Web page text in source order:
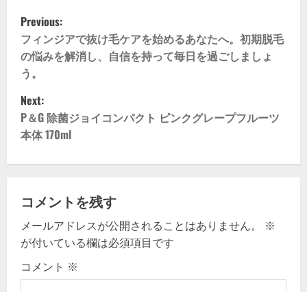
P
o
s
t
n
a
i
g
a
Previous:
フィンジアで抜け毛ケアを始めるあなたへ。初期脱毛
の悩みを解消し、自信を持って毎日を過ごしましょ
う。
Next:
P＆G 除菌ジョイコンパクト ピンクグレープフルーツ
本体 170ml
コメントを残す
メールアドレスが公開されることはありません。
※
が付いている欄は必須項目です
コメント ※